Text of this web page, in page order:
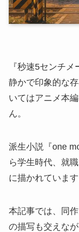
『秒速5センチ
静かで印象的な
いてはアニメ本
ん。
派生小説『one
ら学生時代、就
に描かれています
本記事では、同
の描写も交えな